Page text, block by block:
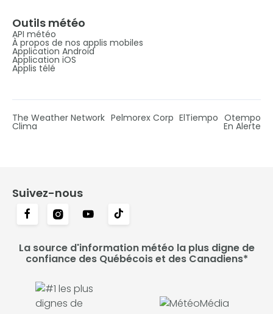
Outils météo
API météo
À propos de nos applis mobiles
Application Android
Application iOS
Applis télé
The Weather Network Pelmorex Corp ElTiempo Otempo
Clima En Alerte
Suivez-nous
La source d'information météo la plus digne de
confiance des Québécois et des Canadiens*